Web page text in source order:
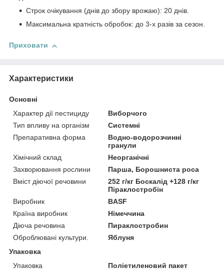
Строк очікування (днів до збору врожаю): 20 днів.
Максимальна кратність обробок: до 3-х разів за сезон.
Приховати
Характеристики
Основні
Характер дії пестициду
Виборчого
Тип впливу на організм
Системні
Препаративна форма
Водно-водорозчинні
гранули
Хімічний склад
Неорганічні
Захворювання рослини
Парша, Борошниста роса
Вміст діючої речовини
252 г/кг Боскалід +128 г/кг
Піраклостробін
Виробник
BASF
Країна виробник
Німеччина
Діюча речовина
Пираклостробин
Оброблювані культури.
Яблуня
Упаковка
Упаковка
Поліетиленовий пакет